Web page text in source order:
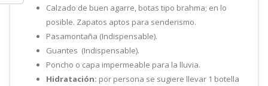
Calzado de buen agarre, botas tipo brahma; en lo
posible. Zapatos aptos para senderismo.
Pasamontaña (Indispensable).
Guantes (Indispensable).
Poncho o capa impermeable para la lluvia.
Hidratación: por persona se sugiere llevar 1 botella